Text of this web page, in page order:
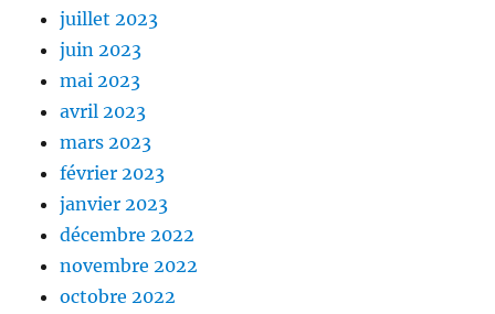
juillet 2023
juin 2023
mai 2023
avril 2023
mars 2023
février 2023
janvier 2023
décembre 2022
novembre 2022
octobre 2022